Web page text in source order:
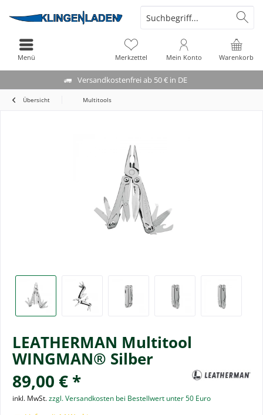
Versandkostenfrei ab 50 € in DE
Warenkorb
Merkzettel Mein Konto
Menü
Übersicht Multitools
LEATHERMAN Multitool
WINGMAN® Silber
89,00 € *
inkl. MwSt.zzgl. Versandkosten bei Bestellwert unter 50 Euro